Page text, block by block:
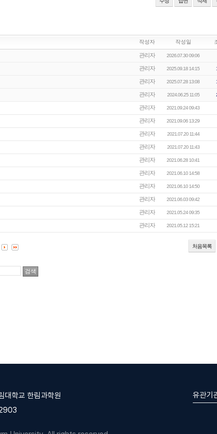
작성자 작성일
관리자 2026.07.30 09:06
관리자 2025.09.18 14:15
관리자 2025.07.28 13:08
관리자 2024.06.25 11:05
관리자 2021.09.24 09:43
관리자 2021.09.06 13:29
관리자 2021.07.20 11:44
관리자 2021.07.20 11:43
관리자 2021.06.28 10:41
관리자 2021.06.10 14:58
관리자 2021.06.10 14:50
관리자 2021.06.03 09:42
관리자 2021.05.24 09:35
관리자 2021.05.12 15:21
처음목록
대학교 한림과학원
유관기